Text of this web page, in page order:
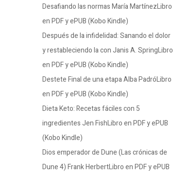
Desafiando las normas María MartínezLibro
en PDF y ePUB (Kobo Kindle)
Después de la infidelidad: Sanando el dolor
y restableciendo la con Janis A. SpringLibro
en PDF y ePUB (Kobo Kindle)
Destete Final de una etapa Alba PadróLibro
en PDF y ePUB (Kobo Kindle)
Dieta Keto: Recetas fáciles con 5
ingredientes Jen FishLibro en PDF y ePUB
(Kobo Kindle)
Dios emperador de Dune (Las crónicas de
Dune 4) Frank HerbertLibro en PDF y ePUB